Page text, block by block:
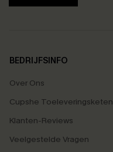
BEDRIJFSINFO
Over Ons
Cupshe Toeleveringsketen
Klanten-Reviews
Veelgestelde Vragen